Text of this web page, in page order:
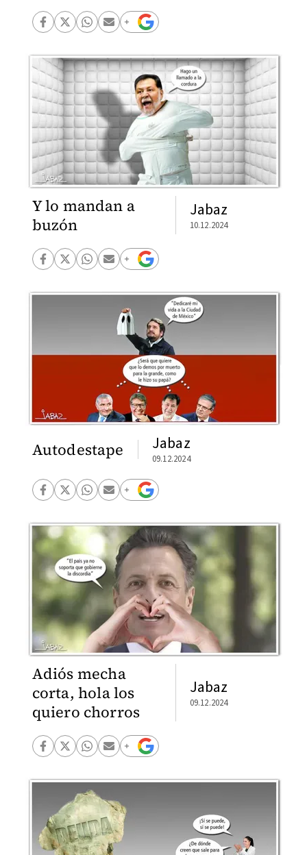
Y lo mandan a
buzón
Jabaz
10.12.2024
Autodestape Jabaz
09.12.2024
Adiós mecha
corta, hola los
quiero chorros
Jabaz
09.12.2024